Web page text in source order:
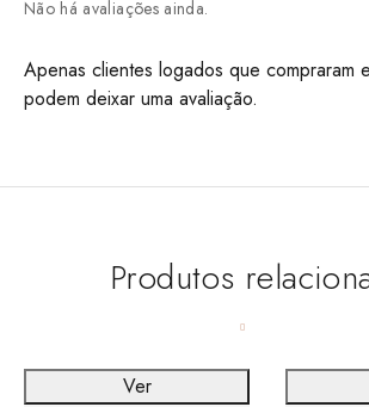
Não há avaliações ainda.
Apenas clientes logados que compraram
podem deixar uma avaliação.
Produtos
Ver